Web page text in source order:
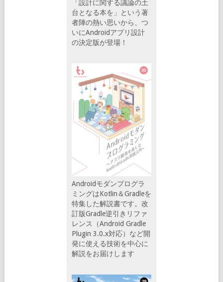
「設計に関する議論の土
台となる本を」という著
者陣の熱い思いから、つ
いにAndroidアプリ設計
の決定版が登場！
Androidモダンプログラ
ミングはKotlin＆Gradleを
特集した解説書です。改
訂版Gradle逆引きリファ
レンス（Android Gradle
Plugin 3.0.x対応）など開
発に使える技術を中心に
解説をお届けします